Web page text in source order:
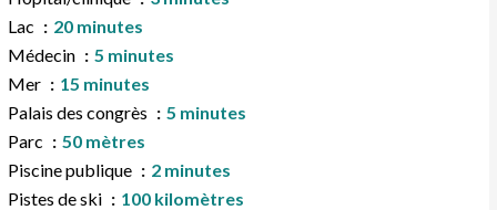
Lac
20 minutes
Médecin
5 minutes
Mer
15 minutes
Palais des congrès
5 minutes
Parc
50 mètres
Piscine publique
2 minutes
Pistes de ski
100 kilomètres